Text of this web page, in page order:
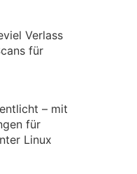
Verlass
für
– mit
für
Linux